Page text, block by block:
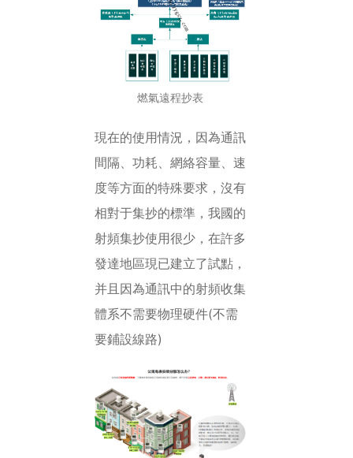
燃氣遠程抄表
現在的使用情況，因為通訊
間隔、功耗、網絡容量、速
度等方面的特殊要求，沒有
相對于集抄的標準，我國的
射頻集抄使用很少，在許多
發達地區現已建立了試點，
并且因為通訊中的射頻收集
體系不需要物理硬件(不需
要鋪設線路)